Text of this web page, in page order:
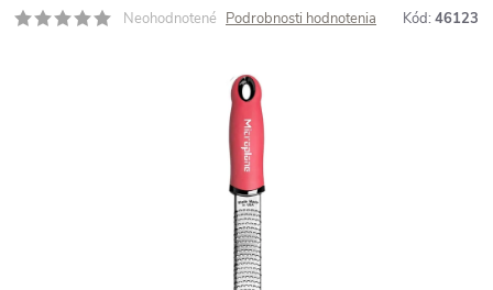
Neohodnotené Podrobnosti hodnotenia Kód: 46123